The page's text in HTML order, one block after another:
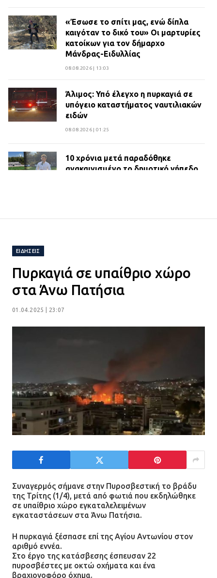
«Έσωσε το σπίτι μας, ενώ δίπλα
καιγόταν το δικό του» Οι μαρτυρίες
κατοίκων για τον δήμαρχο
Μάνδρας-Ειδυλλίας
08.08.2026 | 13:03
Άλιμος: Υπό έλεγχο η πυρκαγιά σε
υπόγειο καταστήματος ναυτιλιακών
ειδών
08.08.2026 | 01:25
10 χρόνια μετά παραδόθηκε
ανακαινισμένο το δημοτικό γήπεδο
ΔΗΜΟΣ ΜΑΝΔΡΑΣ ΕΙΔΥΛΛΙΑΣ:
Αισχύλεια 2026: Το Φεστιβάλ της
Ελευσίνας επιστρέφει στον
ελληνοαμερικανούς στην Ακρόπολη
«Φρένο» στα ηλεκτρικά πατίνια:
Τέλος η οδήγησή τους από
ανήλικους
21.07.2026 | 13:35
συγκρούστηκε με φορτηγό – Ένας
τραυματίας και κυκλοφοριακό χάος
21.07.2026 | 13:12
Βριλήσσια: Αυτοκίνητο έσπασε
τζαμαρία και μπήκε μέσα σε μαγαζί
13.07.2026 | 21:32
ΕΙΔΉΣΕΙΣ
Πυρκαγιά σε υπαίθριο χώρο
στα Άνω Πατήσια
01.04.2025 | 23:07
Συναγερμός σήμανε στην Πυροσβεστική το βράδυ
της Τρίτης (1/4), μετά από φωτιά που εκδηλώθηκε
σε υπαίθριο χώρο εγκαταλελειμένων
εγκαταστάσεων στα Άνω Πατήσια.
Η πυρκαγιά ξέσπασε επί της Αγίου Αντωνίου στον
αριθμό εννέα.
Στο έργο της κατάσβεσης έσπευσαν 22
πυροσβέστες με οκτώ οχήματα και ένα
βραχιονοφόρο όχημα.